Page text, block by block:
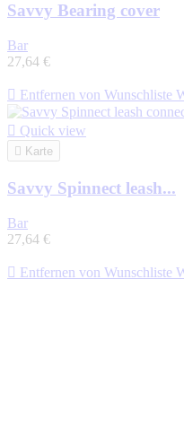
Savvy Bearing cover
Bar
27,64 €
 Entfernen von Wunschliste
 Quick view
 Karte
Savvy Spinnect leash...
Bar
27,64 €
 Entfernen von Wunschliste